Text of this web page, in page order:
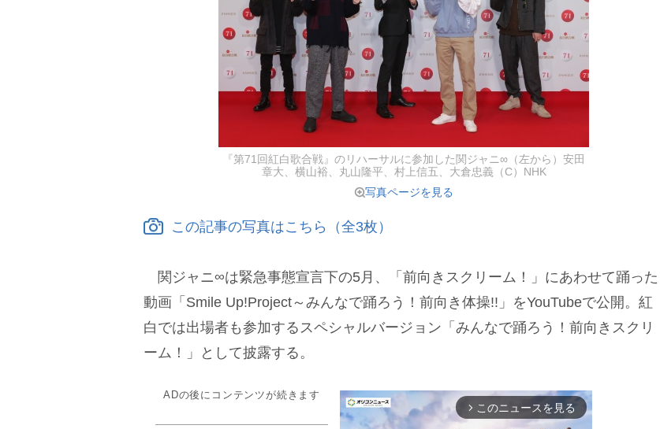
『第71回紅白歌合戦』のリハーサルに参加した関ジャニ∞（左から）安田
章大、横山裕、丸山隆平、村上信五、大倉忠義（C）NHK
写真ページを見る
この記事の写真はこちら（全3枚）
関ジャニ∞は緊急事態宣言下の5月、「前向きスクリーム！」にあわせて踊った
動画「Smile Up!Project～みんなで踊ろう！前向き体操!!」をYouTubeで公開。紅
白では出場者も参加するスペシャルバージョン「みんなで踊ろう！前向きスクリ
ーム！」として披露する。
ADの後にコンテンツが続きます
arrow_forward_ios このニュースを見る